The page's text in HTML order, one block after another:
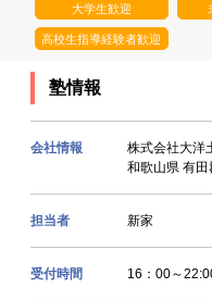
大学生歓迎
高校生指導経験者歓迎
塾情報
会社情報
株式会社大洋
和歌山県 有
担当者 新家
受付時間 16：00～